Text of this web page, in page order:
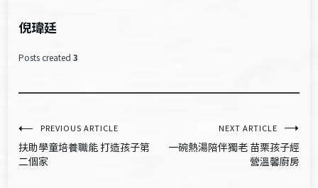
倪瑋廷
Posts created 3
文
章
PREVIOUS ARTICLE
扶助學童培養職能 打造孩子第
二個家
NEXT ARTICLE
一碗熱湯陪伴獨老 苗栗孩子經
營溫馨廚房